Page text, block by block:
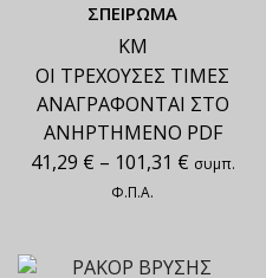
ΣΠΕΙΡΩΜΑ
ΚΜ
ΟΙ ΤΡΕΧΟΥΣΕΣ ΤΙΜΕΣ
ΑΝΑΓΡΑΦΟΝΤΑΙ ΣΤΟ
ΑΝΗΡΤΗΜΕΝΟ PDF
41,29 € – 101,31 € συμπ.
Φ.Π.Α.